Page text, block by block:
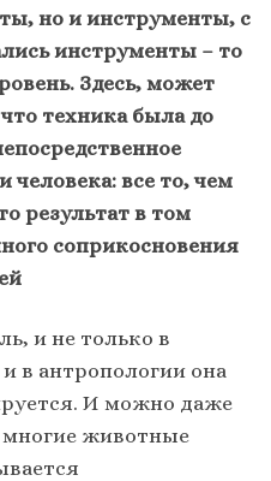
но и инструменты, с
инструменты – то
Здесь, может
техника была до
человека: все то, чем
результат в том
соприкосновения
и не только в
в антропологии она
И можно даже
многие животные